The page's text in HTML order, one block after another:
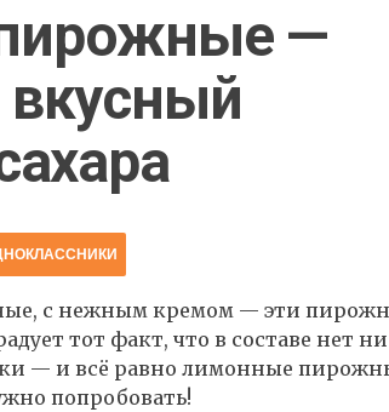
—
с нежным кремом — эти
тот факт, что в составе нет
— и всё равно лимонные
попробовать!